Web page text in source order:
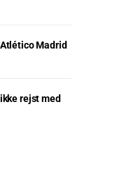
Madrid
rejst med